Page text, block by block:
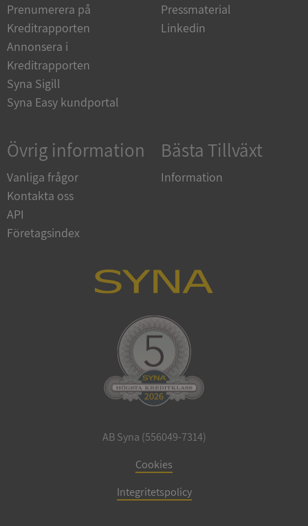
Prenumerera på
Kreditrapporten
Annonsera i
Kreditrapporten
Syna Sigill
Syna Easy kundportal
Pressmaterial
Linkedin
Övrig information
Vanliga frågor
Kontakta oss
API
Företagsindex
Bästa Tillväxt
Information
AB Syna (556049-7314)
Cookies
Integritetspolicy
ARRAffinity
Microsoft
Corporation
.syna.se
Corporation
upplysningar.syna.se
en.syna.se